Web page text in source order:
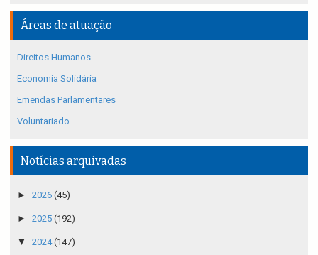
Áreas de atuação
Direitos Humanos
Economia Solidária
Emendas Parlamentares
Voluntariado
Notícias arquivadas
► 2026 (45)
► 2025 (192)
▼ 2024(147)